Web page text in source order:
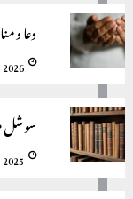
دعا و
سوشل